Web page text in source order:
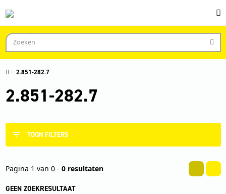
2.851-282.7
2.851-282.7
TOON FILTERS
Pagina 1 van 0 - 0 resultaten
GEEN ZOEKRESULTAAT